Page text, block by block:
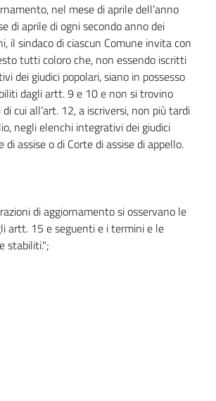
nel mese di aprile dell’anno
di aprile di ogni secondo anno dei
il sindaco di ciascun Comune invita con
tutti coloro che, non essendo iscritti
dei giudici popolari, siano in possesso
dagli artt. 9 e 10 e non si trovino
cui all’art. 12, a iscriversi, non più tardi
negli elenchi integrativi dei giudici
di assise o di Corte di assise di appello.
di aggiornamento si osservano le
artt. 15 e seguenti e i termini e le
stabiliti.";